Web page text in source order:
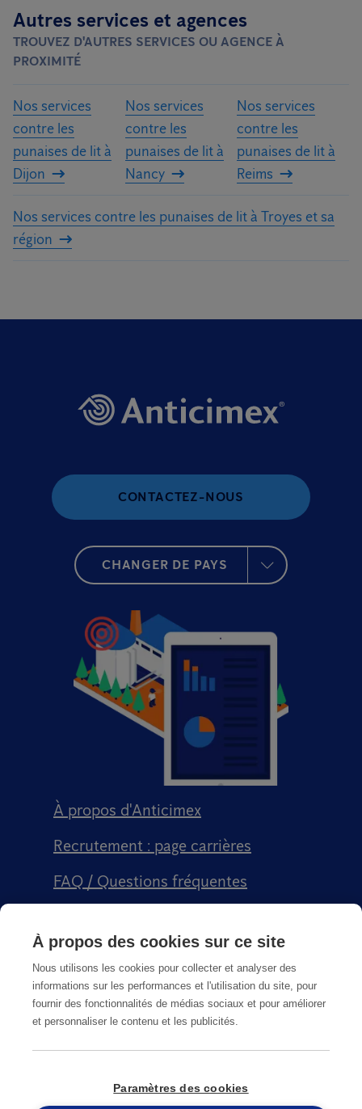
Autres services et agences
TROUVEZ D'AUTRES SERVICES OU AGENCE À
PROXIMITÉ
Nos services
contre les
punaises de lit à
Dijon
Nos services
contre les
punaises de lit à
Nancy
Nos services
contre les
punaises de lit à
Reims
Nos services contre les punaises de lit à Troyes et sa
région
CONTACTEZ-NOUS
CHANGER DE PAYS
À propos d'Anticimex
Recrutement : page carrières
FAQ / Questions fréquentes
Conditions générales de vente CGPS
CGU
À propos des cookies sur ce site
Nous utilisons les cookies pour collecter et analyser des
informations sur les performances et l'utilisation du site, pour
fournir des fonctionnalités de médias sociaux et pour améliorer
et personnaliser le contenu et les publicités.
Paramètres des cookies